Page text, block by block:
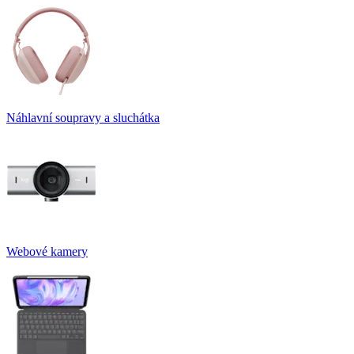
Náhlavní soupravy a sluchátka
Webové kamery